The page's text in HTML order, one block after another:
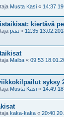
Musta Kasi « 14:37
kiertävä
pää « 12:35
Malba « 09:53
syksy
Musta Kasi « 14:49
kaka-kaka « 20:40